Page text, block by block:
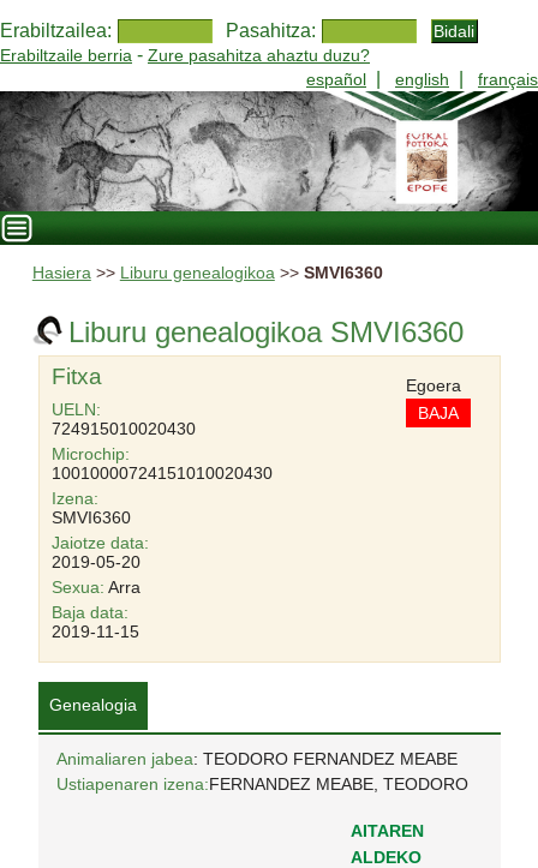
Erabiltzailea: Pasahitza:
Erabiltzaile berria - Zure pasahitza ahaztu duzu?
español
english français
Hasiera>> Liburu genealogikoa>> SMVI6360
Liburu genealogikoa SMVI6360
Fitxa
UELN:
724915010020430
Microchip:
10010000724151010020430
Izena:
SMVI6360
Jaiotze data:
2019-05-20
Sexua: Arra
Egoera
BAJA
Baja data:
2019-11-15
Genealogia
Animaliaren jabea: TEODORO FERNANDEZ MEABE
Ustiapenaren izena:FERNANDEZ MEABE, TEODORO
AITAREN
ALDEKO